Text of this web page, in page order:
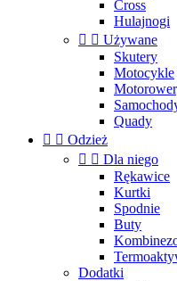
Cross
Hulajnogi
  Używane
Skutery
Motocykle
Quady
  Odzież
  Dla niego
Rękawice
Kurtki
Spodnie
Buty
Dodatki